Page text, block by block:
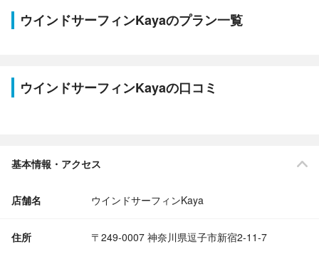
ウインドサーフィンKayaのプラン一覧
ウインドサーフィンKayaの口コミ
基本情報・アクセス
店舗名 ウインドサーフィンKaya
住所 〒249-0007 神奈川県逗子市新宿2-11-7